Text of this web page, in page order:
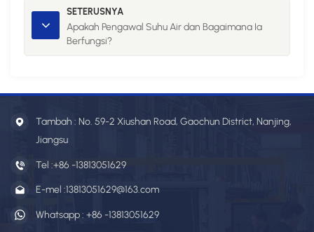
SETERUSNYA
Apakah Pengawal Suhu Air dan Bagaimana Ia
Berfungsi?
Tambah : No. 59-2 Xiushan Road, Gaochun District, Nanjing,
Jiangsu
Tel :+86 -13813051629
E-mel :13813051629@163.com
Whatsapp : +86 -13813051629